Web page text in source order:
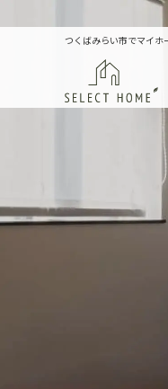
つくばみらい市でマイホ